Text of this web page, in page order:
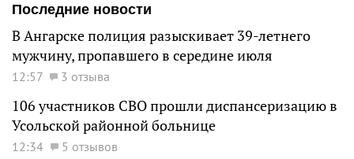
Последние новости
В Ангарске полиция разыскивает 39-летнего
мужчину, пропавшего в середине июля
12:57 3 отзыва
106 участников СВО прошли диспансеризацию в
Усольской районной больнице
12:34 5 отзывов